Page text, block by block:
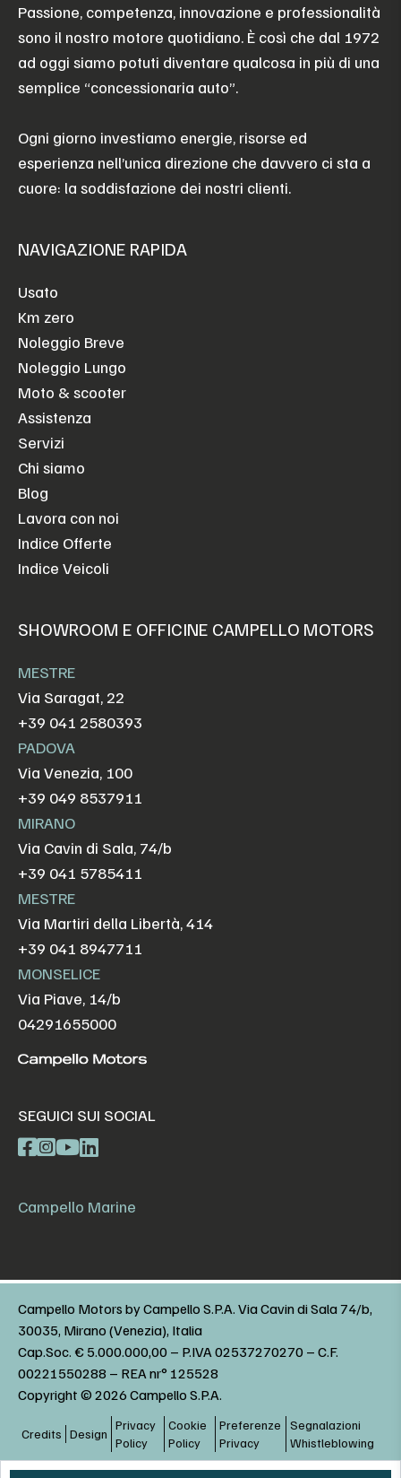
Passione, competenza, innovazione e professionalità
sono il nostro motore quotidiano. È così che dal 1972
ad oggi siamo potuti diventare qualcosa in più di una
semplice “concessionaria auto”.
Ogni giorno investiamo energie, risorse ed
esperienza nell’unica direzione che davvero ci sta a
cuore: la soddisfazione dei nostri clienti.
NAVIGAZIONE RAPIDA
Usato
Km zero
Noleggio Breve
Noleggio Lungo
Moto & scooter
Assistenza
Servizi
Chi siamo
Blog
Lavora con noi
Indice Offerte
Indice Veicoli
SHOWROOM E OFFICINE CAMPELLO MOTORS
MESTRE
Via Saragat, 22
+39 041 2580393
PADOVA
Via Venezia, 100
+39 049 8537911
MIRANO
Via Cavin di Sala, 74/b
+39 041 5785411
MESTRE
Via Martiri della Libertà, 414
+39 041 8947711
MONSELICE
Via Piave, 14/b
04291655000
SEGUICI SUI SOCIAL
Campello Marine
Campello Motors by Campello S.P.A. Via Cavin di Sala 74/b,
30035, Mirano (Venezia), Italia
Cap.Soc. € 5.000.000,00 – P.IVA 02537270270 – C.F.
00221550288 – REA nr° 125528
Copyright © 2026 Campello S.P.A.
Credits Design
Privacy
Policy
Cookie
Policy
Preferenze
Privacy
Segnalazioni
Whistleblowing